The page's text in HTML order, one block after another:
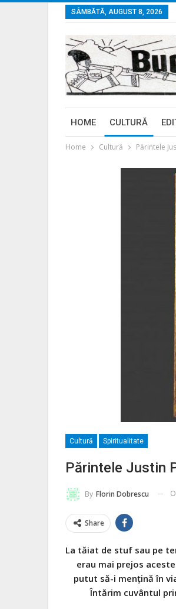
SÂMBĂTĂ, AUGUST 8, 2026
HOME CULTURĂ
Home Cultură Părintele
Cultură Spiritualitate
Părintele Justin
By Florin Dobrescu
Share
La tăiat de stuf sau pe
erau mai prejos
putut să-i menţină în
Întărim cuvântul